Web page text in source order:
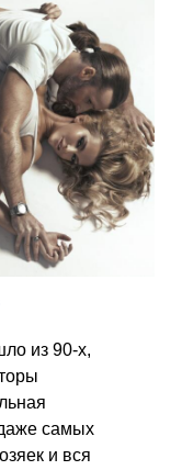
из 90-х,
самых
и вся